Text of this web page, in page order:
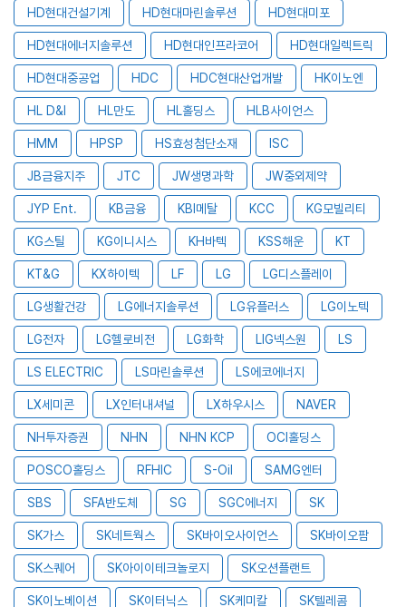
HD현대건설기계 HD현대마린솔루션 HD현대미포
HD현대에너지솔루션 HD현대인프라코어 HD현대일렉트릭
HD현대중공업 HDC HDC현대산업개발 HK이노엔
HL D&I HL만도 HL홀딩스 HLB사이언스
HMM HPSP HS효성첨단소재 ISC
JB금융지주 JTC JW생명과학 JW중외제약
JYP Ent. KB금융 KBI메탈 KCC KG모빌리티
KG스틸 KG이니시스 KH바텍 KSS해운 KT
KT&G KX하이텍 LF LG LG디스플레이
LG생활건강 LG에너지솔루션 LG유플러스 LG이노텍
LG전자 LG헬로비전 LG화학 LIG넥스원 LS
LS ELECTRIC LS마린솔루션 LS에코에너지
LX세미콘 LX인터내셔널 LX하우시스 NAVER
NH투자증권 NHN NHN KCP OCI홀딩스
POSCO홀딩스 RFHIC S-Oil SAMG엔터
SBS SFA반도체 SG SGC에너지 SK
SK가스 SK네트웍스 SK바이오사이언스 SK바이오팜
SK스퀘어 SK아이이테크놀로지 SK오션플랜트
SK이노베이션 SK이터닉스 SK케미칼 SK텔레콤